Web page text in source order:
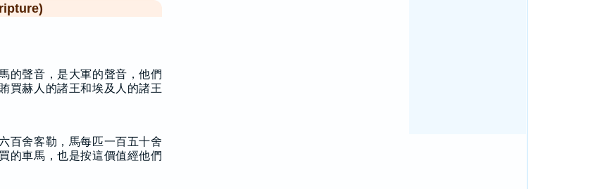
的聲音，是大軍的聲音，他們
買赫人的諸王和埃及人的諸王
百舍客勒，馬每匹一百五十舍
的車馬，也是按這價值經他們